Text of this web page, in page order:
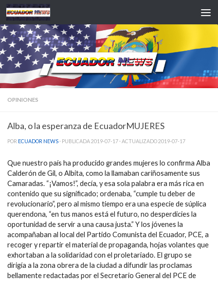
Saltar al contenido
OPINIONES
Alba, o la esperanza de EcuadorMUJERES
POR ECUADOR NEWS · PUBLICADA2019-07-17 · ACTUALIZADO2019-07-17
Que nuestro país ha producido grandes mujeres lo confirma Alba
Calderón de Gil, o Albita, como la llamaban cariñosamente sus
Camaradas. “¡Vamos!”, decía, y esa sola palabra era más rica en
contenido que su significado; ordenaba, “cumple tu deber de
revolucionario”, pero al mismo tiempo era una especie de súplica
querendona, “en tus manos está el futuro, no desperdicies la
oportunidad de servir a una causa justa.” Y los jóvenes la
acompañaban al local del Partido Comunista del Ecuador, PCE, a
recoger y repartir el material de propaganda, hojas volantes que
exhortaban a la solidaridad con el proletariado. El grupo se
dirigía a la zona obrera de la ciudad a difundir las proclamas
bellamente redactadas por el Secretario General del PCE de